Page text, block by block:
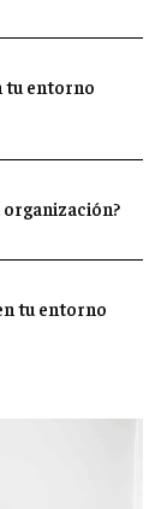
tu entorno
tu entorno